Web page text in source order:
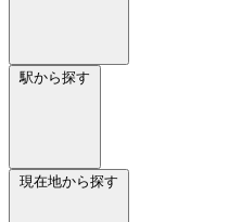
駅から探す
現在地から探す